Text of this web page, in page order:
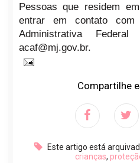
Pessoas que residem
entrar em contato com
Administrativa
acaf@mj.gov.br.
Compartilhe
Este artigo está
crianças,